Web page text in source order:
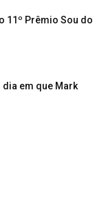
11º Prêmio Sou do
dia em que Mark